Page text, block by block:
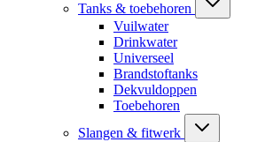
Tanks & toebehoren
Vuilwater
Drinkwater
Universeel
Brandstoftanks
Dekvuldoppen
Toebehoren
Slangen & fitwerk